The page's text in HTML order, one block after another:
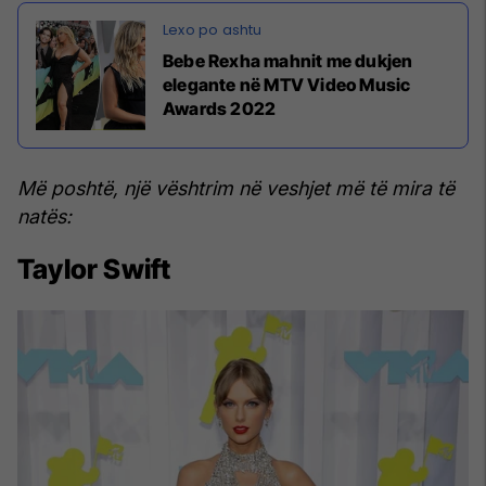
Bebe Rexha mahnit me dukjen
elegante në MTV Video Music
Awards 2022
Më poshtë, një vështrim në veshjet më të mira të
natës:
Taylor Swift